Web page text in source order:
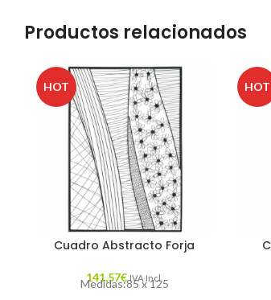
Productos relacionados
HOT
Cuadro Abstracto Forja
141,57€ IVA Incl.
Medidas:85 x 125
HOT